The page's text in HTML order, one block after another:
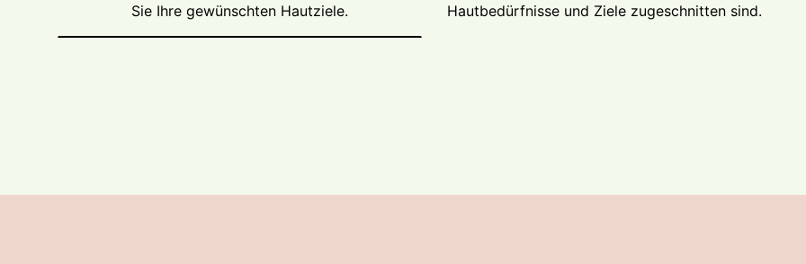
Sie Ihre gewünschten Hautziele.
Hautbedürfnisse und Ziele zugeschnitten sind.